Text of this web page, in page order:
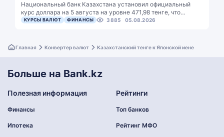
Национальный банк Казахстана установил официальный
курс доллара на 5 августа на уровне 471,98 тенге, что…
КУРСЫ ВАЛЮТ ФИНАНСЫ 3885 05.08.2026
Главная Конвертер валют Казахстанский тенге к Японской иене
Больше на Bank.kz
Полезная информация
Финансы
Ипотека
Рейтинги
Топ банков
Рейтинг МФО